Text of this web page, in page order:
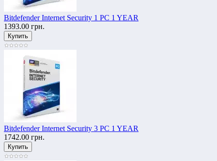
Bitdefender Internet Security 1 PC 1 YEAR
1393.00 грн.
Bitdefender Internet Security 3 PC 1 YEAR
1742.00 грн.